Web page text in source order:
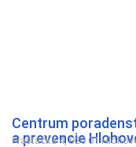
Centrum
a prevencie
Fraštacká 4, 920 01